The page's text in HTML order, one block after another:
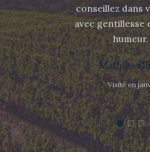
conseillez dans
avec gentillesse
humeur.
Mathias
Visité en